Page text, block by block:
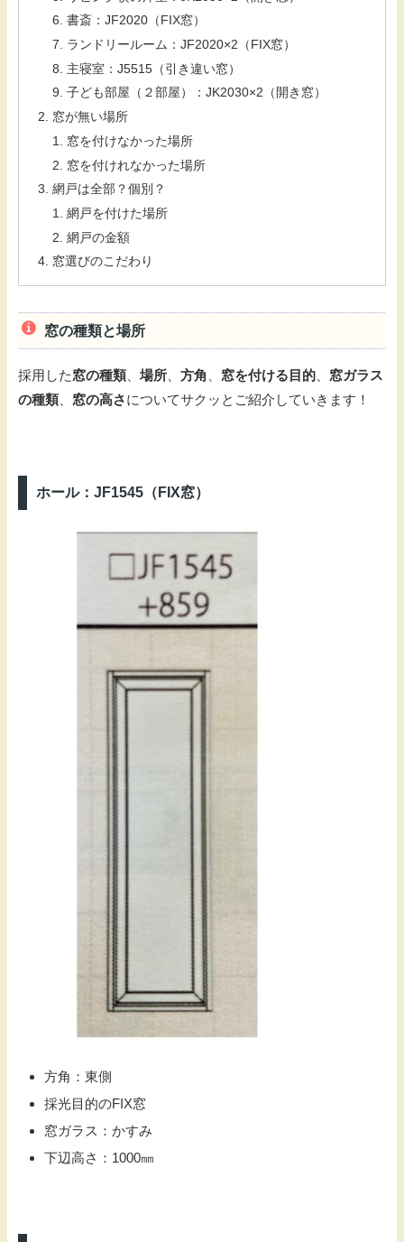
書斎：JF2020（FIX窓）
ランドリールーム：JF2020×2（FIX窓）
主寝室：J5515（引き違い窓）
子ども部屋（２部屋）：JK2030×2（開き窓）
窓が無い場所
窓を付けなかった場所
窓を付けれなかった場所
網戸は全部？個別？
網戸を付けた場所
網戸の金額
窓選びのこだわり
窓の種類と場所
採用した窓の種類 、場所 方角 窓を付ける目的
窓ガラス
の種類
窓の高さについてサクッとご紹介していきます！
ホール：JF1545（FIX窓）
方角：東側
採光目的のFIX窓
窓ガラス：かすみ
下辺高さ：1000㎜